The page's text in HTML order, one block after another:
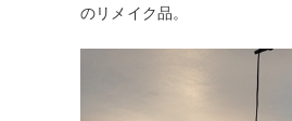
のリメイク品。